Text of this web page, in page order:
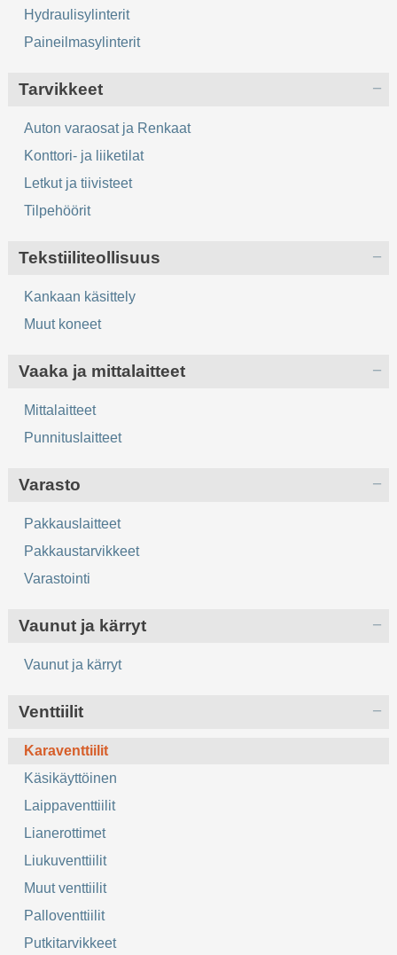
Hydraulisylinterit
Paineilmasylinterit
Tarvikkeet
Auton varaosat ja Renkaat
Konttori- ja liiketilat
Letkut ja tiivisteet
Tilpehöörit
Tekstiiliteollisuus
Kankaan käsittely
Muut koneet
Vaaka ja mittalaitteet
Mittalaitteet
Punnituslaitteet
Varasto
Pakkauslaitteet
Pakkaustarvikkeet
Varastointi
Vaunut ja kärryt
Vaunut ja kärryt
Venttiilit
Karaventtiilit
Käsikäyttöinen
Laippaventtiilit
Lianerottimet
Liukuventtiilit
Muut venttiilit
Palloventtiilit
Putkitarvikkeet